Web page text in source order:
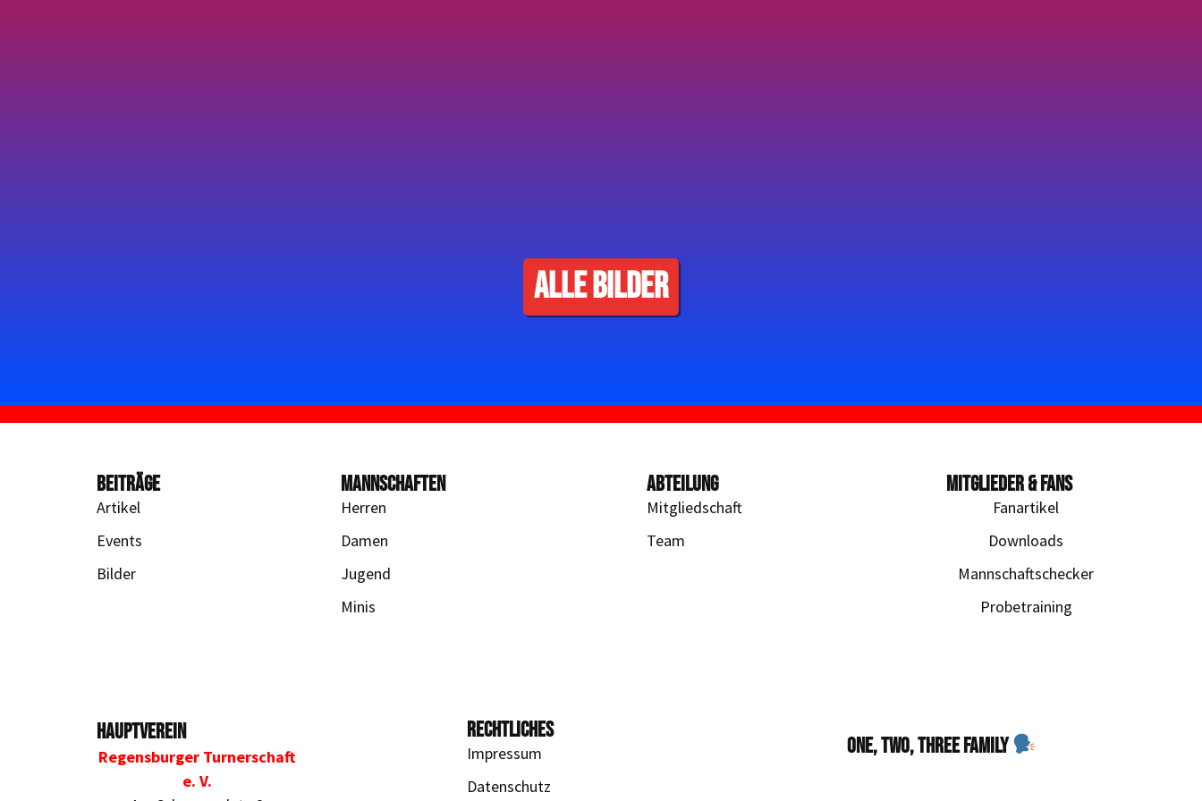
ALLE BILDER
BEITRÄGE
Artikel
Events
Bilder
MANNSCHAFTEN
Herren
Damen
Jugend
Minis
ABTEILUNG
Mitgliedschaft
Team
MITGLIEDER & FANS
Fanartikel
Downloads
Mannschaftschecker
Probetraining
Hauptverein
Regensburger Turnerschaft
e. V.
RECHTLICHES
Impressum
Datenschutz
One, Two, Three Family